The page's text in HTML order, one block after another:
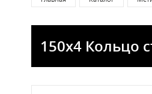
150x4 Кольцо